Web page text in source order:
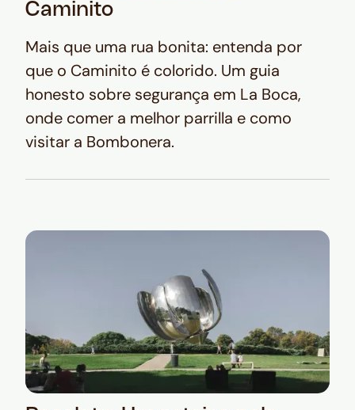
Caminito
Mais que uma rua bonita: entenda por
que o Caminito é colorido. Um guia
honesto sobre segurança em La Boca,
onde comer a melhor parrilla e como
visitar a Bombonera.